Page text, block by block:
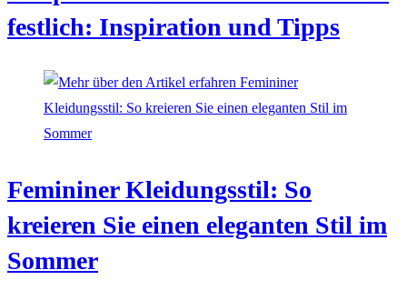
festlich: Inspiration und Tipps
Femininer Kleidungsstil: So
kreieren Sie einen eleganten Stil im
Sommer